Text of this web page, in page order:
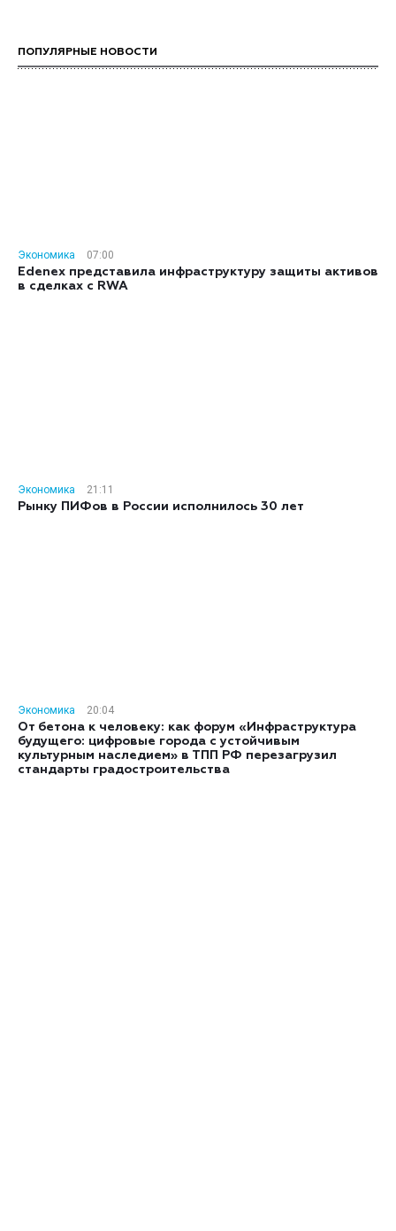
ПОПУЛЯРНЫЕ НОВОСТИ
Экономика
07:00
Edenex представила инфраструктуру защиты активов
в сделках с RWA
Экономика
21:11
Рынку ПИФов в России исполнилось 30 лет
Экономика
20:04
От бетона к человеку: как форум «Инфраструктура
будущего: цифровые города с устойчивым
культурным наследием» в ТПП РФ перезагрузил
стандарты градостроительства